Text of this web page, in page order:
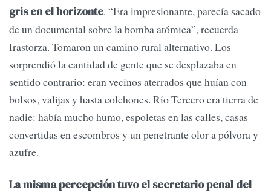
gris en el horizonte. “Era impresionante, parecía sacado
de un documental sobre la bomba atómica”, recuerda
Irastorza. Tomaron un camino rural alternativo. Los
sorprendió la cantidad de gente que se desplazaba en
sentido contrario: eran vecinos aterrados que huían con
bolsos, valijas y hasta colchones. Río Tercero era tierra de
nadie: había mucho humo, espoletas en las calles, casas
convertidas en escombros y un penetrante olor a pólvora y
azufre.
La misma percepción tuvo el secretario penal del